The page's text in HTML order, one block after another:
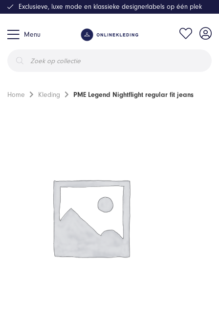
Menu
zoeken
Exclusieve, luxe mode en klassieke designerlabels op één plek
Home Kleding PME Legend Nightflight regular fit jeans